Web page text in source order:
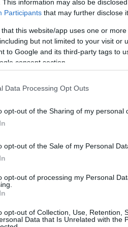
This information may also be
Participants that may further disclose
that this website/app uses one or
but not limited to your visit or
to Google and its third-party tags to
consent section.
Data Processing Opt Outs
opt-out of the Sharing of my personal
opt-out of the Sale of my Personal
opt-out of processing my Personal
opt-out of Collection, Use, Retention,
Data that Is Unrelated with the
εξοργιστικό σημείο της
καν χώρα στο πλαίσιο της
καν να λάβει έγκριση, ως
η παρανομία).
δυστυχώς αντί να
καθ’ υπόδειξιν του
Απόφαση ένα παιδί